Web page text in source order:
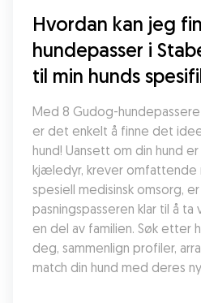
Hvordan kan jeg
hundepasser i
til min hunds
Med 8 Gudog-
er det enkelt å finne det
hund! Uansett om din hund
kjæledyr, krever omfattende
spesiell medisinsk omsorg,
pasningspasseren klar til å ta
en del av familien. Søk etter
deg, sammenlign profiler,
match din hund med deres